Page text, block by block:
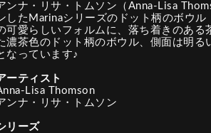
ンナ・リサ・トムソン（Anna-Lisa
したMarinaシリーズのドット柄のボウ
可愛らしいフォルムに、落ち着きのある
濃茶色のドット柄のボウル、側面は明る
なっています♪
ーティスト
Lisa Thomson
ンナ・リサ・トムソン
リーズ